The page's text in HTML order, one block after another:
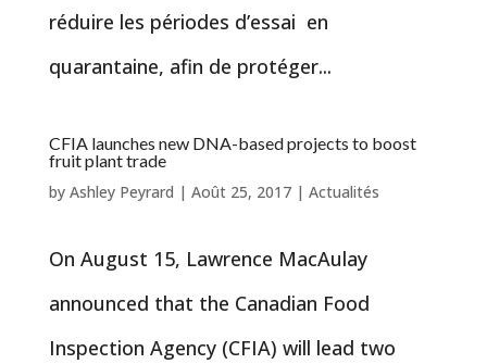
réduire les périodes d’essai en
quarantaine, afin de protéger...
CFIA launches new DNA-based projects to boost
fruit plant trade
by Ashley Peyrard | Août 25, 2017| Actualités
On August 15, Lawrence MacAulay
announced that the Canadian Food
Inspection Agency (CFIA) will lead two